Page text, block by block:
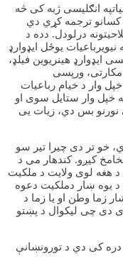
انګلیسی ژبه کی څه
ترجمه کړي دي
درلودل. دده د
یوځل ایډوارډ
ایډوارډ هینریوین فیلډ،
مکارتی، ورپسی
وار د خیام رباعیات
خپل وار ستایل سوی او
بس دي، زیات یی
خو تر دی چیرا تیر سو
کیږو. کندهار می د
د هغه لوی ولایت د ملکیت
یوه ښار دملکیت دعوه
زما وطن او یا زما د
دی چی لیکوال د پښتو
کی دي د تورونښانې